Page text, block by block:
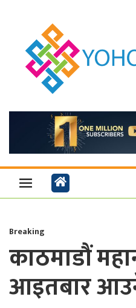
Breaking
काठमाडौं
आइतबार